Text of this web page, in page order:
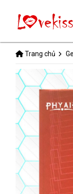
Trang chủ